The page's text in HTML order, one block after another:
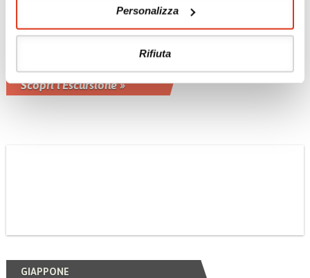
Personalizza
Rifiuta
AUSTRALIA: IL NORD E IL CENTRO
Old Telegraph Station
La storia dei pionieri che conquistarono
Scopri l'Escursione »
GIAPPONE